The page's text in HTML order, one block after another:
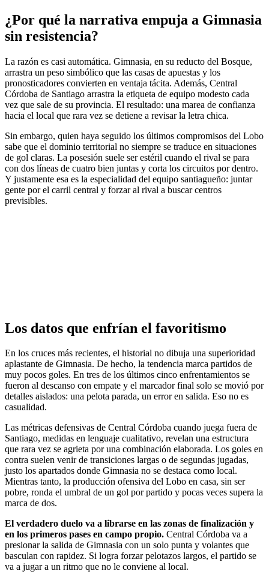
¿Por qué la narrativa empuja a Gimnasia
sin resistencia?
La razón es casi automática. Gimnasia, en su reducto del Bosque,
arrastra un peso simbólico que las casas de apuestas y los
pronosticadores convierten en ventaja tácita. Además, Central
Córdoba de Santiago arrastra la etiqueta de equipo modesto cada
vez que sale de su provincia. El resultado: una marea de confianza
hacia el local que rara vez se detiene a revisar la letra chica.
Sin embargo, quien haya seguido los últimos compromisos del Lobo
sabe que el dominio territorial no siempre se traduce en situaciones
de gol claras. La posesión suele ser estéril cuando el rival se para
con dos líneas de cuatro bien juntas y corta los circuitos por dentro.
Y justamente esa es la especialidad del equipo santiagueño: juntar
gente por el carril central y forzar al rival a buscar centros
previsibles.
Los datos que enfrían el favoritismo
En los cruces más recientes, el historial no dibuja una superioridad
aplastante de Gimnasia. De hecho, la tendencia marca partidos de
muy pocos goles. En tres de los últimos cinco enfrentamientos se
fueron al descanso con empate y el marcador final solo se movió por
detalles aislados: una pelota parada, un error en salida. Eso no es
casualidad.
Las métricas defensivas de Central Córdoba cuando juega fuera de
Santiago, medidas en lenguaje cualitativo, revelan una estructura
que rara vez se agrieta por una combinación elaborada. Los goles en
contra suelen venir de transiciones largas o de segundas jugadas,
justo los apartados donde Gimnasia no se destaca como local.
Mientras tanto, la producción ofensiva del Lobo en casa, sin ser
pobre, ronda el umbral de un gol por partido y pocas veces supera la
marca de dos.
El verdadero duelo va a librarse en las zonas de finalización y
en los primeros pases en campo propio. Central Córdoba va a
presionar la salida de Gimnasia con un solo punta y volantes que
basculan con rapidez. Si logra forzar pelotazos largos, el partido se
va a jugar a un ritmo que no le conviene al local.